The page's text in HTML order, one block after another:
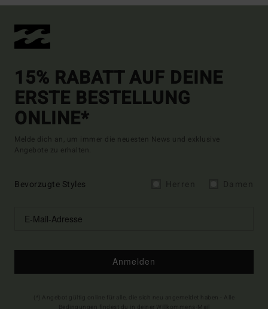
15% RABATT AUF DEINE
ERSTE BESTELLUNG
ONLINE*
Melde dich an, um immer die neuesten News und exklusive
Angebote zu erhalten.
Bevorzugte Styles
Anmelden